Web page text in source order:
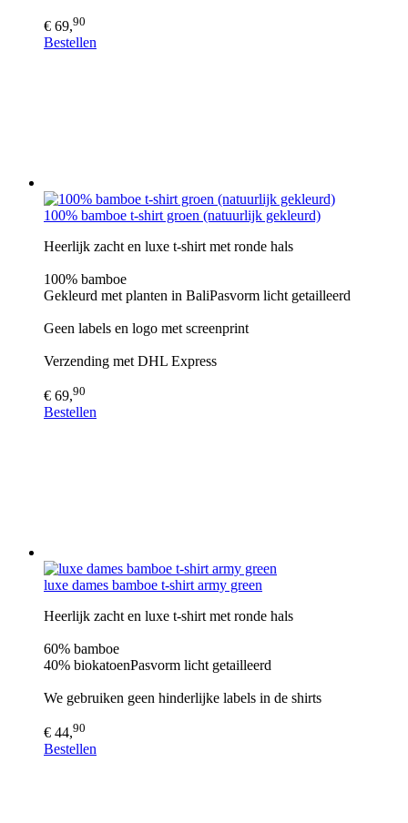
€ 69,90
Bestellen
100% bamboe t-shirt groen (natuurlijk gekleurd)
Heerlijk zacht en luxe t-shirt met ronde hals
100% bamboe
Gekleurd met planten in BaliPasvorm licht getailleerd
Geen labels en logo met screenprint
Verzending met DHL Express
€ 69,90
Bestellen
luxe dames bamboe t-shirt army green
Heerlijk zacht en luxe t-shirt met ronde hals
60% bamboe
40% biokatoenPasvorm licht getailleerd
We gebruiken geen hinderlijke labels in de shirts
€ 44,90
Bestellen